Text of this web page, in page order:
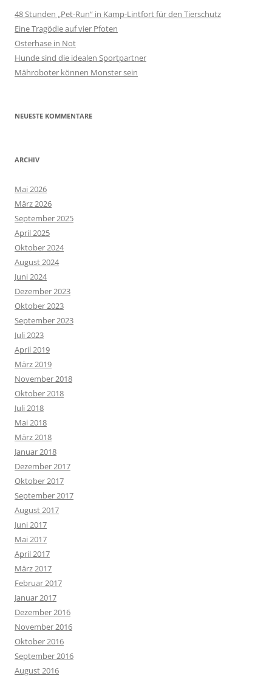
48 Stunden „Pet-Run“ in Kamp-Lintfort für den Tierschutz
Eine Tragödie auf vier Pfoten
Osterhase in Not
Hunde sind die idealen Sportpartner
Mähroboter können Monster sein
NEUESTE KOMMENTARE
ARCHIV
Mai 2026
März 2026
September 2025
April 2025
Oktober 2024
August 2024
Juni 2024
Dezember 2023
Oktober 2023
September 2023
Juli 2023
April 2019
März 2019
November 2018
Oktober 2018
Juli 2018
Mai 2018
März 2018
Januar 2018
Dezember 2017
Oktober 2017
September 2017
August 2017
Juni 2017
Mai 2017
April 2017
März 2017
Februar 2017
Januar 2017
Dezember 2016
November 2016
Oktober 2016
September 2016
August 2016